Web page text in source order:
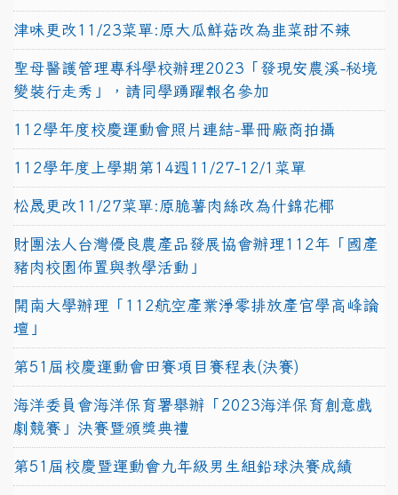
津味更改11/23菜單:原大瓜鮮菇改為韭菜甜不辣
聖母醫護管理專科學校辦理2023「發現安農溪-秘境
變裝行走秀」，請同學踴躍報名參加
112學年度校慶運動會照片連結-畢冊廠商拍攝
112學年度上學期第14週11/27-12/1菜單
松晟更改11/27菜單:原脆薯肉絲改為什錦花椰
財團法人台灣優良農產品發展協會辦理112年「國產
豬肉校園佈置與教學活動」
開南大學辦理「112航空產業淨零排放產官學高峰論
壇」
第51屆校慶運動會田賽項目賽程表(決賽)
海洋委員會海洋保育署舉辦「2023海洋保育創意戲
劇競賽」決賽暨頒獎典禮
第51屆校慶暨運動會九年級男生組鉛球決賽成績